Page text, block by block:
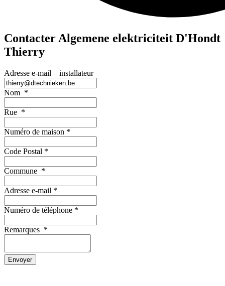
Contacter Algemene elektriciteit D'Hondt
Thierry
Adresse e-mail – installateur
Nom *
Rue *
Numéro de maison *
Code Postal *
Commune *
Adresse e-mail *
Numéro de téléphone *
Remarques *
Envoyer